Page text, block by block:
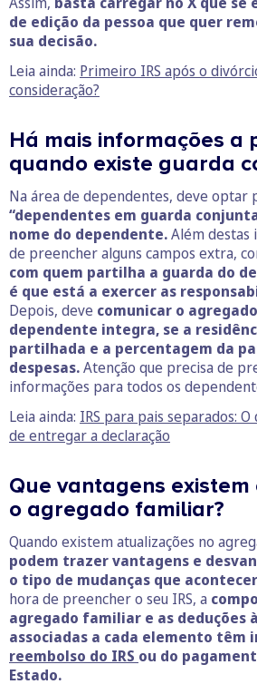
de edição da pessoa que quer
sua decisão.
Leia ainda: Primeiro IRS após o
consideração?
Há mais informações a
quando existe guarda
Na área de dependentes, deve optar
“dependentes em guarda
nome do dependente.Além destas
de preencher alguns campos extra,
com quem partilha a guarda do
é que está a exercer as
Depois, deve comunicar o
dependente integra, se a
partilhada e a percentagem da
despesas.Atenção que precisa de
informações para todos os
Leia ainda: IRS para pais separados:
de entregar a declaração
Que vantagens
o agregado familiar?
Quando existem atualizações no
podem trazer vantagens e
o tipo de mudanças que
hora de preencher o seu IRS, a
agregado familiar e as deduções
associadas a cada elemento têm
reembolso do IRS ou do
Estado.